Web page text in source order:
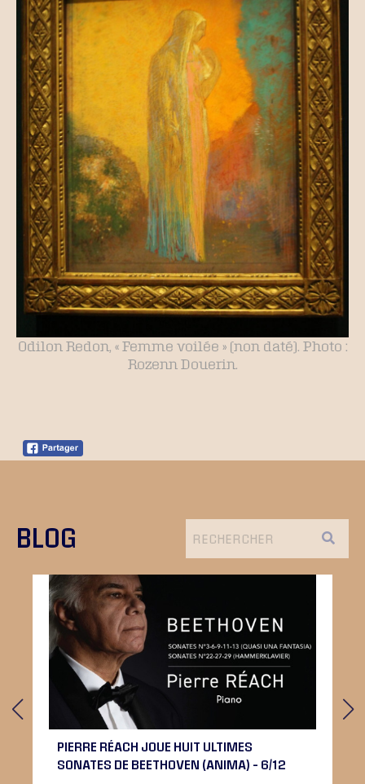
Odilon Redon, « Femme voilée » (non daté). Photo :
Rozenn Douerin.
BLOG
PIERRE RÉACH JOUE HUIT ULTIMES
SONATES DE BEETHOVEN (ANIMA) – 6/12